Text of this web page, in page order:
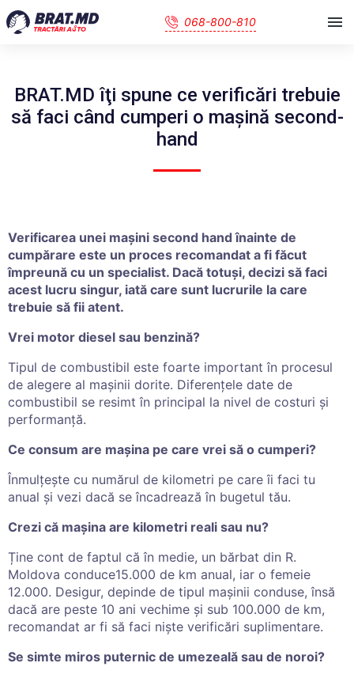
068-800-810
BRAT.MD îţi spune ce verificări trebuie
să faci când cumperi o maşină second-
hand
Verificarea unei mașini second hand înainte de
cumpărare este un proces recomandat a fi făcut
împreună cu un specialist. Dacă totuși, decizi să faci
acest lucru singur, iată care sunt lucrurile la care
trebuie să fii atent.
Vrei motor diesel sau benzină?
Tipul de combustibil este foarte important în procesul
de alegere al mașinii dorite. Diferențele date de
combustibil se resimt în principal la nivel de costuri și
performanță.
Ce consum are mașina pe care vrei să o cumperi?
Înmulțește cu numărul de kilometri pe care îi faci tu
anual și vezi dacă se încadrează în bugetul tău.
Crezi că mașina are kilometri reali sau nu?
Ține cont de faptul că în medie, un bărbat din R.
Moldova conduce15.000 de km anual, iar o femeie
12.000. Desigur, depinde de tipul mașinii conduse, însă
dacă are peste 10 ani vechime și sub 100.000 de km,
recomandat ar fi să faci niște verificări suplimentare.
Se simte miros puternic de umezeală sau de noroi?